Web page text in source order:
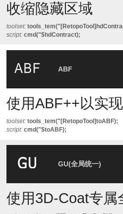
收缩隐藏区域
toolset:
script: cmd("$hdContract);
ABF
使用ABF++以实
toolset: tools_tem("[RetopoTool]toABF);
script: cmd("$toABF);
GU(全局统一)
使用3D-Coat专属